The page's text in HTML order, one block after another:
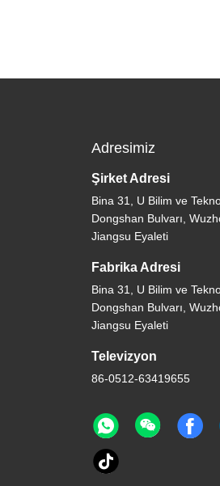
Adresimiz
Şirket Adresi
Bina 31, U Bilim ve
Dongshan Bulvarı,
Jiangsu Eyaleti
Fabrika Adresi
Bina 31, U Bilim ve
Dongshan Bulvarı,
Jiangsu Eyaleti
Televizyon
86-0512-63419655